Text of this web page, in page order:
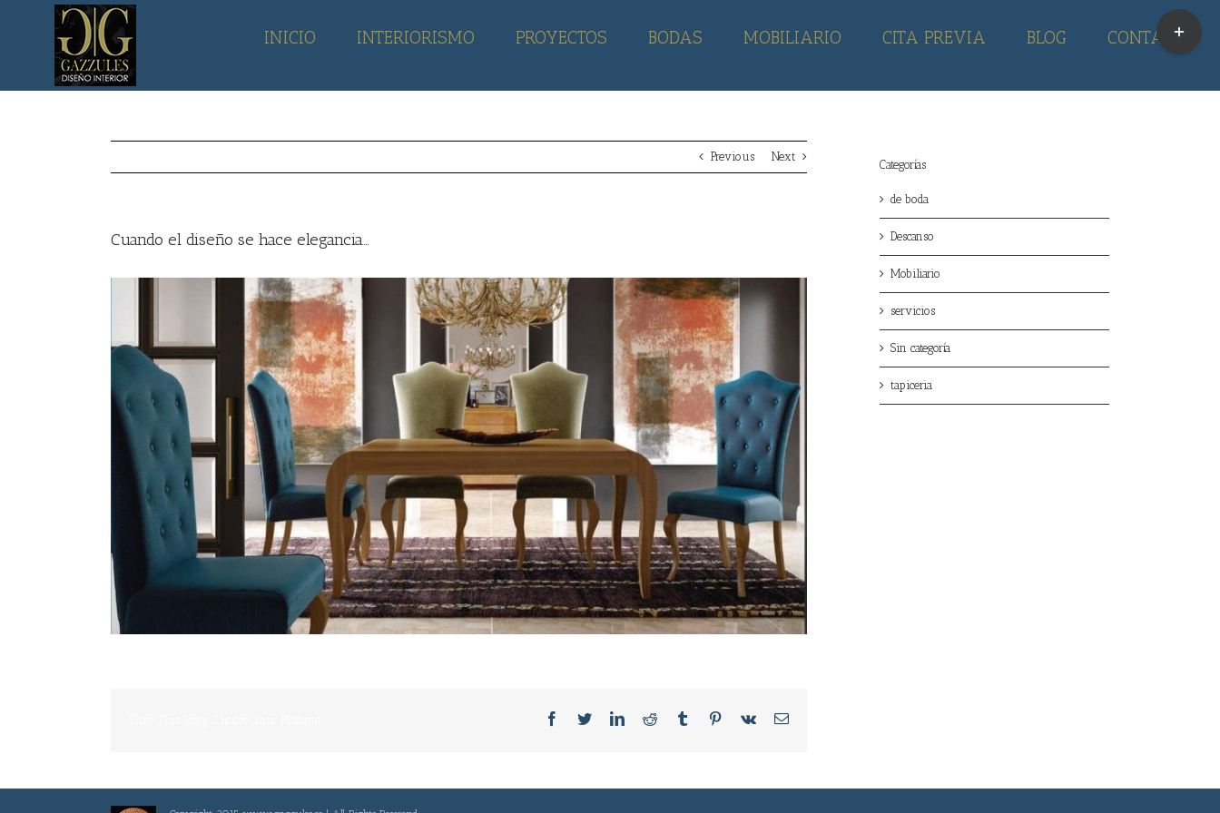
INICIO INTERIORISMO PROYECTOS BODAS MOBILIARIO CITA PREVIA BLOG CONTACTO
Previous Next
Cuando el diseño se hace elegancia…
Facebook
TwitterLinkedInReddit Tumblr Pinterest
Vk Email
Categorías
de boda
Descanso
Mobiliario
servicios
Sin categoría
tapiceria
Toggle
Sliding
Bar